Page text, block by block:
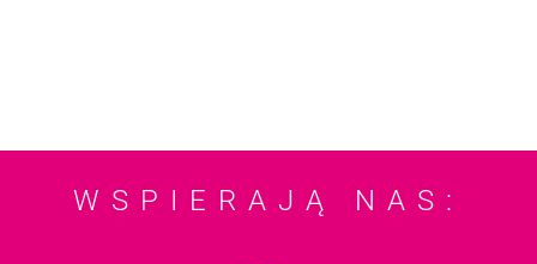
WSPIERAJĄ NAS: